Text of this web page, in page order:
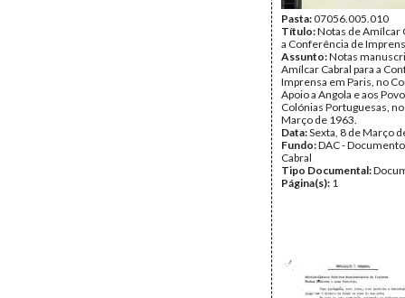
Pasta:07056.005.010
Título:Notas de Amílcar
a Conferência de
Assunto:Notas
Amílcar Cabral para a
Imprensa em Paris, no
Apoio a Angola e aos
Colónias Portuguesas,
Março de 1963.
Data:Sexta, 8 de Março
Fundo:DAC -
Cabral
Tipo Documental:
Página(s): 1